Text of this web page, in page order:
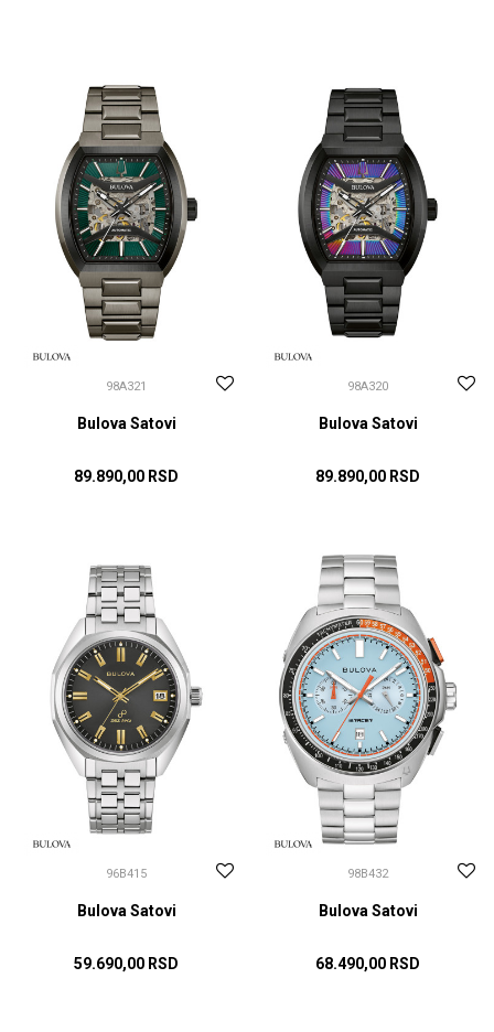
98A321
Bulova Satovi
89.890,00 RSD
98A320
Bulova Satovi
89.890,00 RSD
96B415
Bulova Satovi
59.690,00 RSD
98B432
Bulova Satovi
68.490,00 RSD